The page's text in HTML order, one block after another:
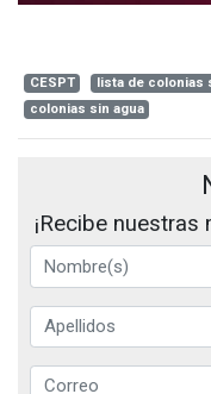
CESPT lista de colonias
colonias sin agua
¡Recibe